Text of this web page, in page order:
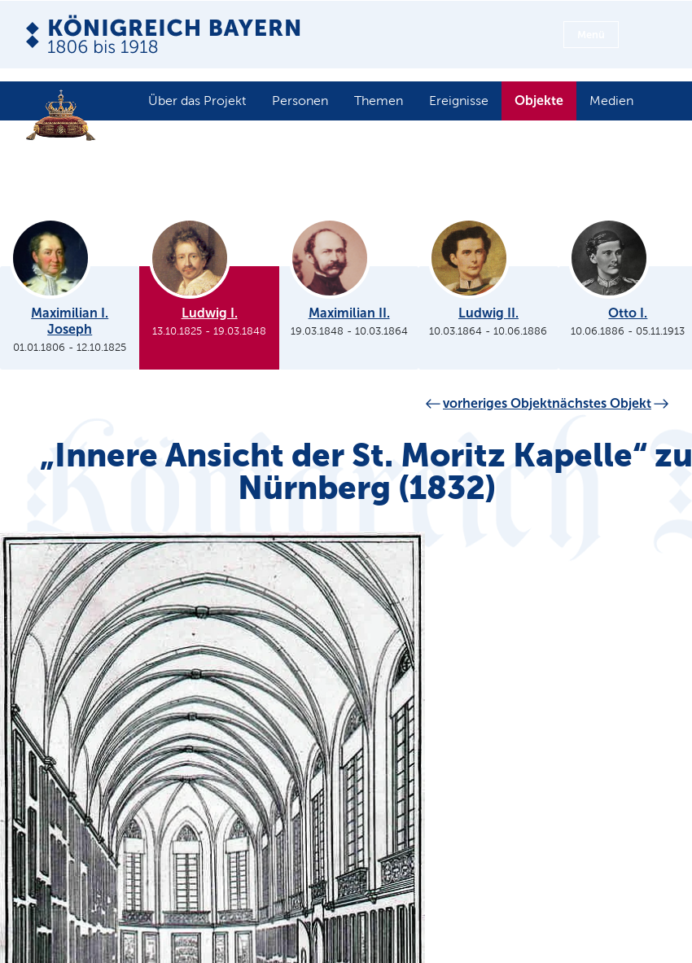
Über das Projekt Personen Themen Ereignisse Objekte Medien
Maximilian I.
Joseph
01.01.1806 -12.10.1825
Ludwig I.
13.10.1825 -19.03.1848
Maximilian II.
19.03.1848 - 10.03.1864
Ludwig II.
10.03.1864 -10.06.1886
Otto I.
10.06.1886 - 05.11.1913
vorheriges Objektnächstes Objekt
„Innere Ansicht der St. Moritz Kapelle“ zu
Nürnberg (1832)